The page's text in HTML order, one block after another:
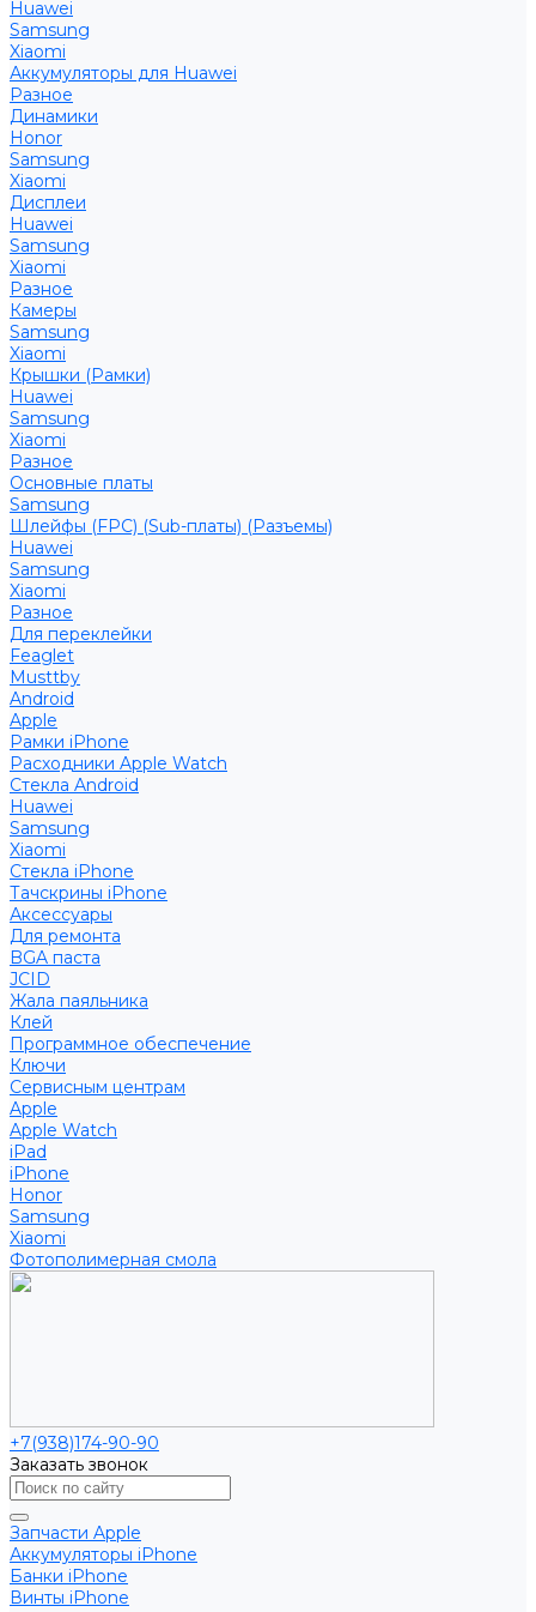
Huawei
Samsung
Xiaomi
Аккумуляторы для Huawei
Разное
Динамики
Honor
Samsung
Xiaomi
Дисплеи
Huawei
Samsung
Xiaomi
Разное
Камеры
Samsung
Xiaomi
Крышки (Рамки)
Huawei
Samsung
Xiaomi
Разное
Основные платы
Samsung
Шлейфы (FPC) (Sub-платы) (Разъемы)
Huawei
Samsung
Xiaomi
Разное
Для переклейки
Feaglet
Musttby
Android
Apple
Рамки iPhone
Расходники Apple Watch
Стекла Android
Huawei
Samsung
Xiaomi
Стекла iPhone
Тачскрины iPhone
Аксессуары
Для ремонта
BGA паста
JCID
Жала паяльника
Клей
Программное обеспечение
Ключи
Сервисным центрам
Apple
Apple Watch
iPad
iPhone
Honor
Samsung
Xiaomi
Фотополимерная смола
+7(938)174-90-90
Заказать звонок
Запчасти Apple
Аккумуляторы iPhone
Банки iPhone
Винты iPhone